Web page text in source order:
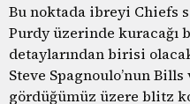
Bu noktada ibreyi Chiefs
Purdy üzerinde kuracağı
detaylarından birisi
Steve Spagnoulo’nun
gördüğümüz üzere blitz